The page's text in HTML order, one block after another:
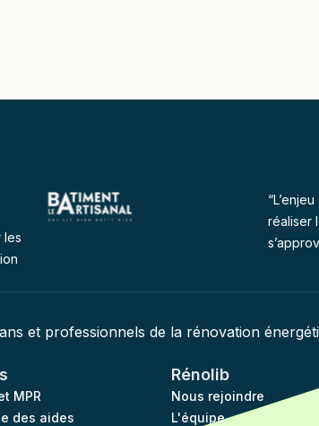
les
réaliser
et professionnels de la rénovation
MPR
des aides
Rénolib
Nous rejoindre
L'équipe